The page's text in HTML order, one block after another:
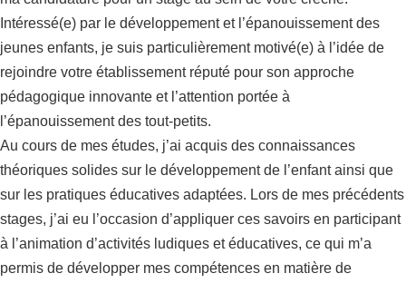
Intéressé(e) par le développement et l’épanouissement des
jeunes enfants, je suis particulièrement motivé(e) à l’idée de
rejoindre votre établissement réputé pour son approche
pédagogique innovante et l’attention portée à
l’épanouissement des tout-petits.
Au cours de mes études, j’ai acquis des connaissances
théoriques solides sur le développement de l’enfant ainsi que
sur les pratiques éducatives adaptées. Lors de mes précédents
stages, j’ai eu l’occasion d’appliquer ces savoirs en participant
à l’animation d’activités ludiques et éducatives, ce qui m’a
permis de développer mes compétences en matière de